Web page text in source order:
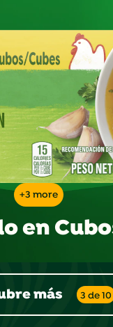
+3 more
en
más 3 de 10